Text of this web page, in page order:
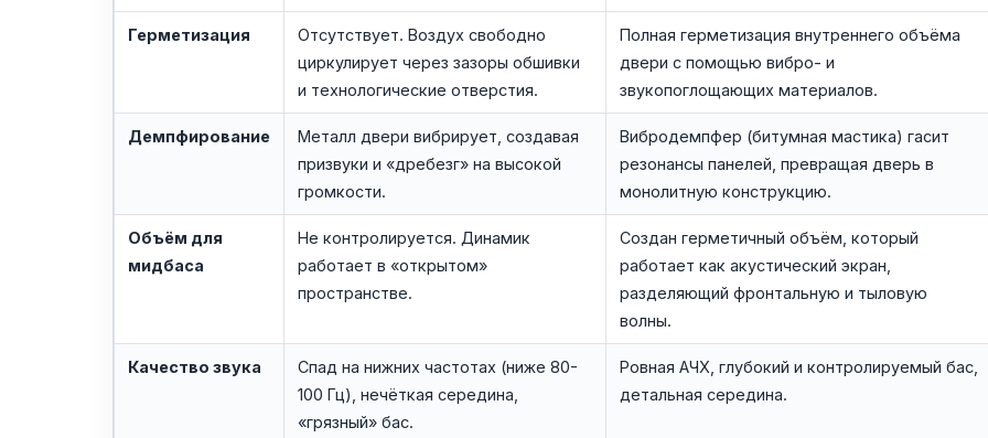
Герметизация
Отсутствует. Воздух свободно
циркулирует через зазоры обшивки
и технологические отверстия.
Полная герметизация внутреннего объёма
двери с помощью вибро- и
звукопоглощающих материалов.
Демпфирование
Металл двери вибрирует, создавая
призвуки и «дребезг» на высокой
громкости.
Вибродемпфер (битумная мастика) гасит
резонансы панелей, превращая дверь в
монолитную конструкцию.
Объём для
мидбаса
Не контролируется. Динамик
работает в «открытом»
пространстве.
Создан герметичный объём, который
работает как акустический экран,
разделяющий фронтальную и тыловую
волны.
Качество звука
Спад на нижних частотах (ниже 80-
100 Гц), нечёткая середина,
«грязный» бас.
Ровная АЧХ, глубокий и контролируемый бас,
детальная середина.